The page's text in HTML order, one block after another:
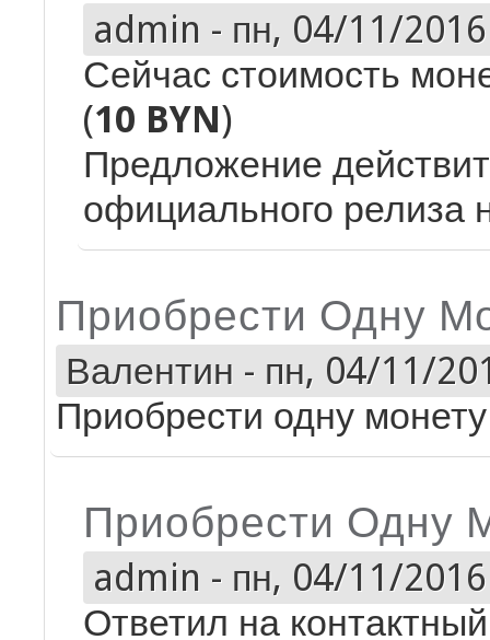
admin - пн, 04/11/
Сейчас стоимость
(10 BYN)
Предложение
официального релиза
Приобрести Одну
Валентин - пн, 04/11/
Приобрести одну
Приобрести Одну
admin - пн, 04/11/
Ответил на